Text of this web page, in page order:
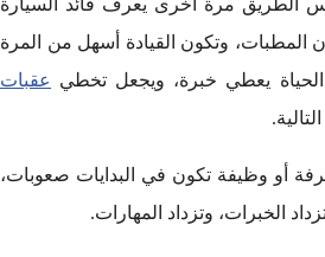
مرة أخرى يعرف قائد السيارة
المطبات، وتكون القيادة أسهل من المرة
يعطي خبرة، ويجعل تخطي عقبات
وظيفة تكون في البدايات صعوبات،
الخبرات، وتزداد المهارات.